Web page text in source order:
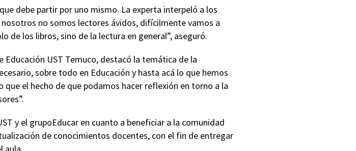
debe partir por uno mismo. La experta interpeló a los
no somos lectores ávidos, difícilmente vamos a
de los libros, sino de la lectura en general”, aseguró.
Educación UST Temuco, destacó la temática de la
sobre todo en Educación y hasta acá lo que hemos
el hecho de que podamos hacer reflexión en torno a la
y el grupoEducar en cuanto a beneficiar a la comunidad
de conocimientos docentes, con el fin de entregar